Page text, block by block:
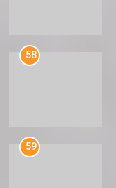
58
59